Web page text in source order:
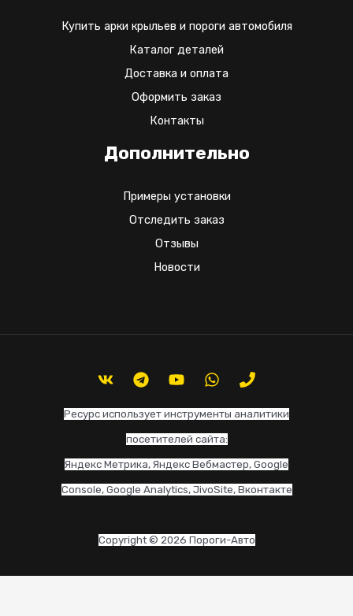
Купить арки крыльев и пороги автомобиля
Каталог деталей
Доставка и оплата
Оформить заказ
Контакты
Дополнительно
Примеры установки
Отследить заказ
Отзывы
Новости
Ресурс использует инструменты аналитики
посетителей сайта:
Яндекс Метрика, Яндекс Вебмастер, Google
Console, Google Analytics, JivoSite, Вконтакте
Copyright © 2026 Пороги-Авто